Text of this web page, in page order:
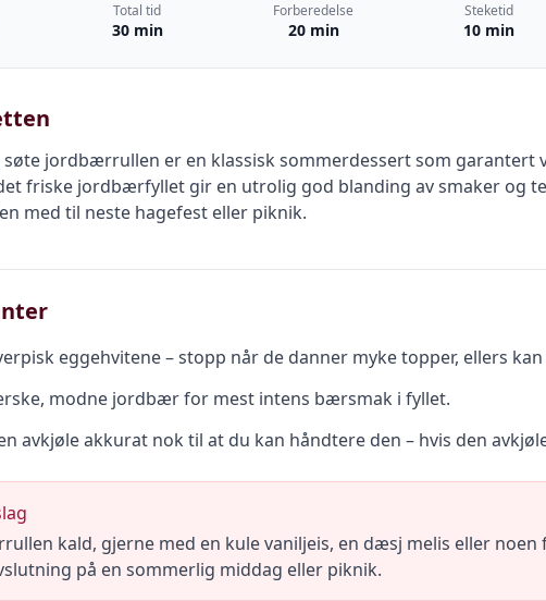
Total tid
30 min
Forberedelse
20 min
Steketid
10 min
jordbærrullen er en klassisk sommerdessert som garantert
friske jordbærfyllet gir en utrolig god blanding av smaker og
med til neste hagefest eller piknik.
eggehvitene – stopp når de danner myke topper, ellers
modne jordbær for mest intens bærsmak i fyllet.
avkjøle akkurat nok til at du kan håndtere den – hvis den
kald, gjerne med en kule vaniljeis, en dæsj melis eller
på en sommerlig middag eller piknik.